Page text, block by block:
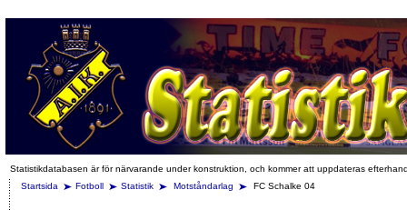
Statistikdatabasen är för närvarande under konstruktion, och kommer att uppdateras
Startsida
Fotboll Statistik Motståndarlag FC Schalke 04